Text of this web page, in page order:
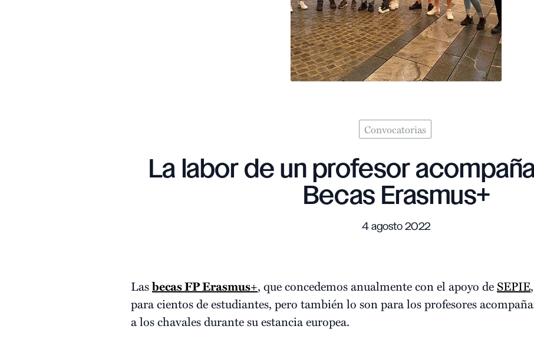
Convocatorias
La labor de un profesor
Becas Erasmus+
4 agosto 2022
Lasbecas FP Erasmus+, que concedemos anualmente con el apoyo de SEPIE
para cientos de estudiantes, pero también lo son para los profesores
a los chavales durante su estancia europea.